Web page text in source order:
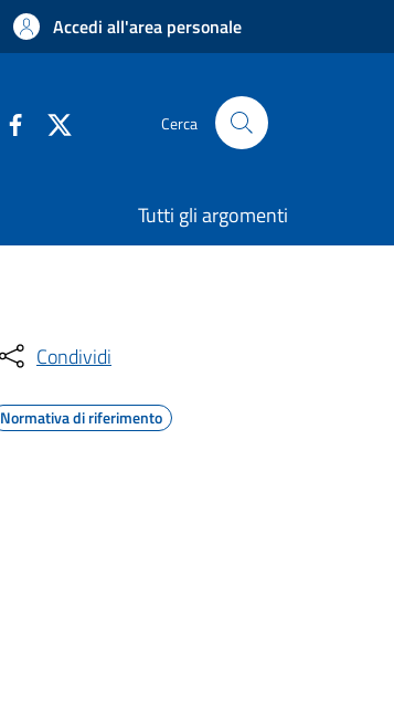
Accedi all'area personale
Cerca
Tutti gli argomenti
Condividi
Normativa di riferimento